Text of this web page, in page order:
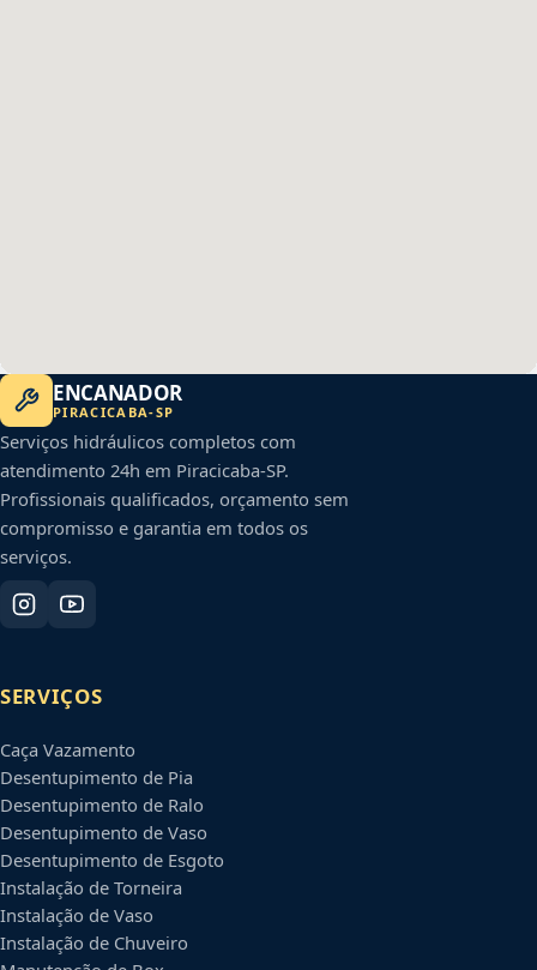
ENCANADOR
PIRACICABA-SP
Serviços hidráulicos completos com
atendimento 24h em Piracicaba-SP.
Profissionais qualificados, orçamento sem
compromisso e garantia em todos os
serviços.
SERVIÇOS
Caça Vazamento
Desentupimento de Pia
Desentupimento de Ralo
Desentupimento de Vaso
Desentupimento de Esgoto
Instalação de Torneira
Instalação de Vaso
Instalação de Chuveiro